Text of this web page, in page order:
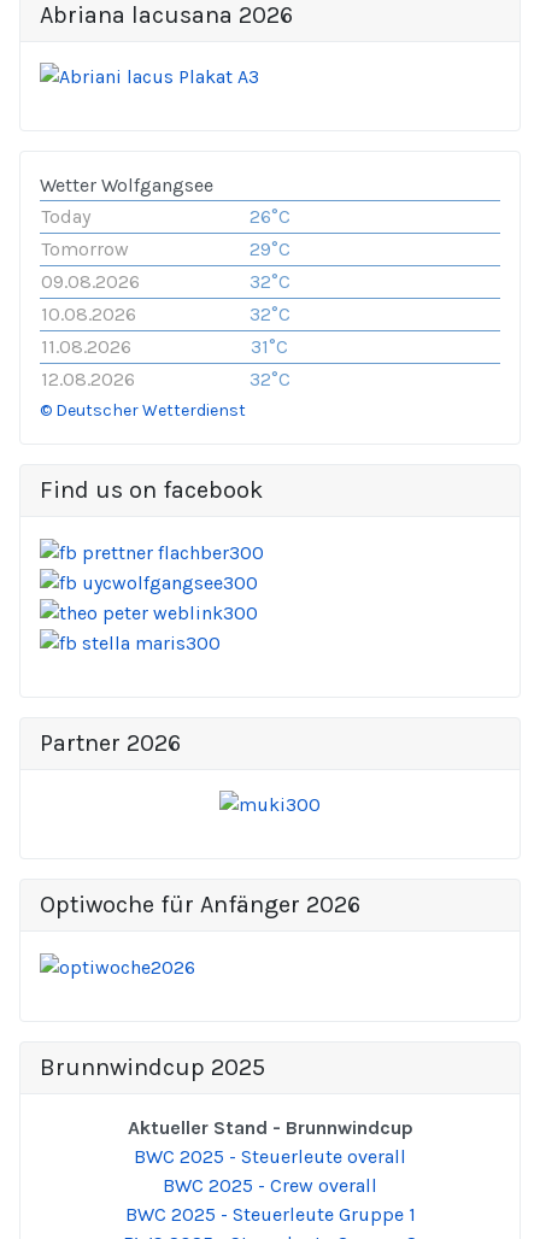
Abriana lacusana 2026
Wetter Wolfgangsee
Today
26°C
Tomorrow
29°C
09.08.2026
32°C
10.08.2026
32°C
11.08.2026
31°C
12.08.2026
32°C
© Deutscher Wetterdienst
Find us on facebook
Partner 2026
Optiwoche für Anfänger 2026
Brunnwindcup 2025
Aktueller Stand - Brunnwindcup
BWC 2025 - Steuerleute overall
BWC 2025 - Crew overall
BWC 2025 - Steuerleute Gruppe 1